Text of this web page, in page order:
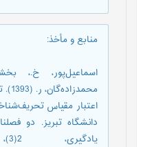
منابع و مأخذ:
اسماعیل‌‌پور، خ.،
اعتبار مقیاس
دانشگاه تبریز. دو